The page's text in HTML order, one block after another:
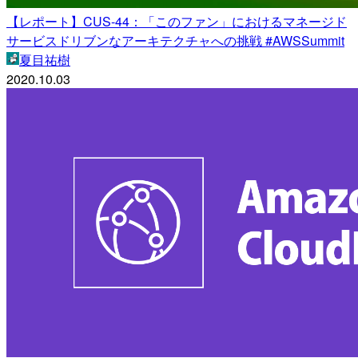
【レポート】CUS-44：「このファン」におけるマネージド
サービスドリブンなアーキテクチャへの挑戦 #AWSSummit
夏目祐樹
2020.10.03